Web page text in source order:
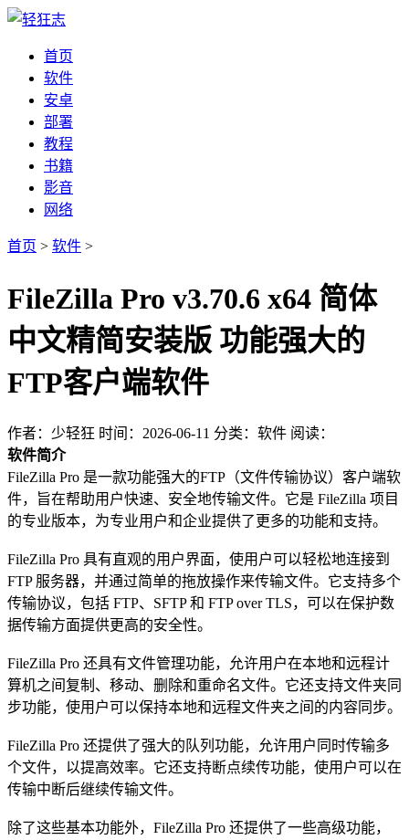
首页
软件
安卓
部署
教程
书籍
影音
网络
首页 > 软件 >
FileZilla Pro v3.70.6 x64 简体
中文精简安装版 功能强大的
FTP客户端软件
作者：少轻狂 时间：2026-06-11 分类：软件 阅读：
软件简介
FileZilla Pro 是一款功能强大的FTP（文件传输协议）客户端软
件，旨在帮助用户快速、安全地传输文件。它是 FileZilla 项目
的专业版本，为专业用户和企业提供了更多的功能和支持。
FileZilla Pro 具有直观的用户界面，使用户可以轻松地连接到
FTP 服务器，并通过简单的拖放操作来传输文件。它支持多个
传输协议，包括 FTP、SFTP 和 FTP over TLS，可以在保护数
据传输方面提供更高的安全性。
FileZilla Pro 还具有文件管理功能，允许用户在本地和远程计
算机之间复制、移动、删除和重命名文件。它还支持文件夹同
步功能，使用户可以保持本地和远程文件夹之间的内容同步。
FileZilla Pro 还提供了强大的队列功能，允许用户同时传输多
个文件，以提高效率。它还支持断点续传功能，使用户可以在
传输中断后继续传输文件。
除了这些基本功能外，FileZilla Pro 还提供了一些高级功能，